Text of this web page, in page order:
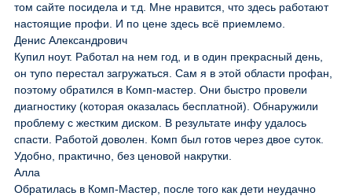
том сайте посидела и т.д. Мне нравится, что здесь работают
настоящие профи. И по цене здесь всё приемлемо.
Денис Александрович
Купил ноут. Работал на нем год, и в один прекрасный день,
он тупо перестал загружаться. Сам я в этой области профан,
поэтому обратился в Комп-мастер. Они быстро провели
диагностику (которая оказалась бесплатной). Обнаружили
проблему с жестким диском. В результате инфу удалось
спасти. Работой доволен. Комп был готов через двое суток.
Удобно, практично, без ценовой накрутки.
Алла
Обратилась в Комп-Мастер, после того как дети неудачно